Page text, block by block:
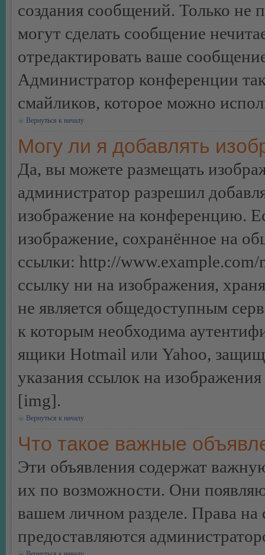
создания сообщений. Только не
могут сделать сообщение
отредактировать ваше
Администратор конференции
смайликов, которое можно
Вернуться к началу
Могу ли я добавлять
Да, вы можете размещать
администратор разрешил
изображение на конференцию.
изображение, сохранённое на
ссылки: http://
ссылку ни на изображения,
не является общедоступным
к которым необходима
ящики Hotmail или Yahoo,
указания ссылок на
[img].
Вернуться к началу
Что такое важные
Эти объявления содержат
их по возможности. Они
вашем личном разделе. Права
предоставляются